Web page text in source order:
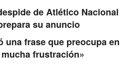
de Atlético Nacional
su anuncio
una frase que preocupa en
frustración»